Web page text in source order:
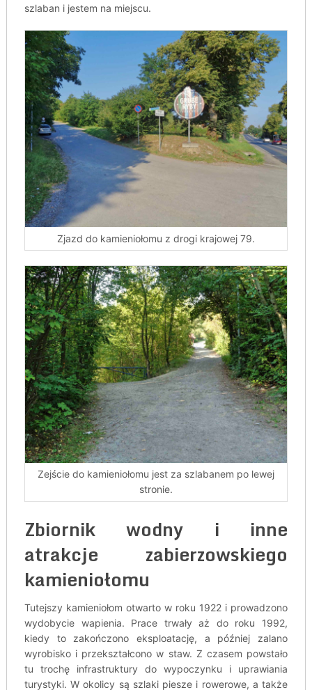
szlaban i jestem na miejscu.
Zjazd do kamieniołomu z drogi krajowej 79.
Zejście do kamieniołomu jest za szlabanem po lewej
stronie.
Zbiornik wodny i inne
atrakcje zabierzowskiego
kamieniołomu
Tutejszy kamieniołom otwarto w roku 1922 i prowadzono
wydobycie wapienia. Prace trwały aż do roku 1992,
kiedy to zakończono eksploatację, a później zalano
wyrobisko i przekształcono w staw. Z czasem powstało
tu trochę infrastruktury do wypoczynku i uprawiania
turystyki. W okolicy są szlaki piesze i rowerowe, a także